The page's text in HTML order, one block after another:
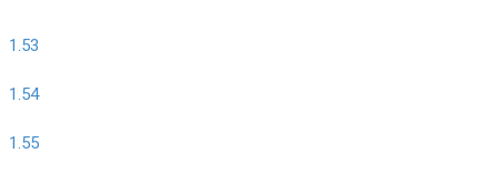
1.53
1.54
1.55